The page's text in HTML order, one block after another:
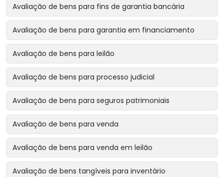
Avaliação de bens para fins de garantia bancária
Avaliação de bens para garantia em financiamento
Avaliação de bens para leilão
Avaliação de bens para processo judicial
Avaliação de bens para seguros patrimoniais
Avaliação de bens para venda
Avaliação de bens para venda em leilão
Avaliação de bens tangíveis para inventário